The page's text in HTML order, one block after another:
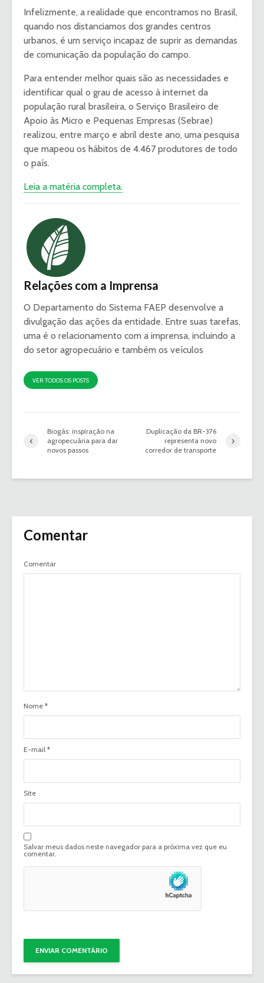
Infelizmente, a realidade que encontramos no Brasil,
quando nos distanciamos dos grandes centros
urbanos, é um serviço incapaz de suprir as demandas
de comunicação da população do campo.
Para entender melhor quais são as necessidades e
identificar qual o grau de acesso à internet da
população rural brasileira, o Serviço Brasileiro de
Apoio às Micro e Pequenas Empresas (Sebrae)
realizou, entre março e abril deste ano, uma pesquisa
que mapeou os hábitos de 4.467 produtores de todo
o país.
Leia a matéria completa.
Relações com a Imprensa
O Departamento do Sistema FAEP desenvolve a
divulgação das ações da entidade. Entre suas tarefas,
uma é o relacionamento com a imprensa, incluindo a
do setor agropecuário e também os veículos
VER TODOS OS POSTS
Biogás: inspiração na
agropecuária para dar
novos passos
Duplicação da BR-376
representa novo
corredor de transporte
Comentar
Comentar
Nome *
E-mail *
Site
Salvar meus dados neste navegador para a próxima vez que eu
comentar.